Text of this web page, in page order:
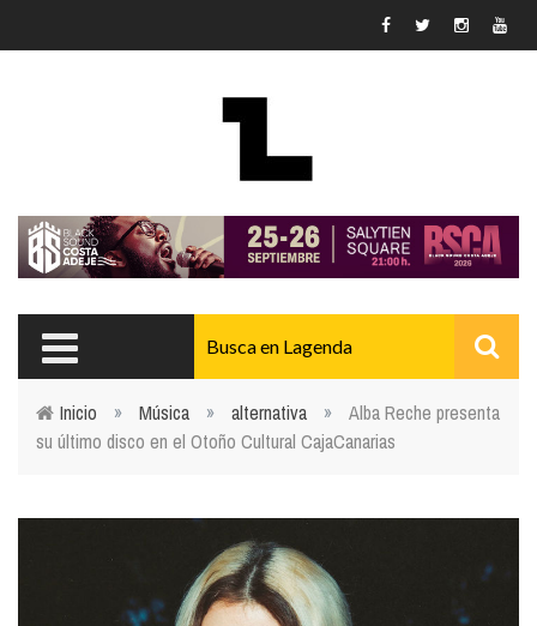
Usted está aquí
Inicio » Música » alternativa »
Alba Reche presenta
su último disco en el Otoño Cultural CajaCanarias